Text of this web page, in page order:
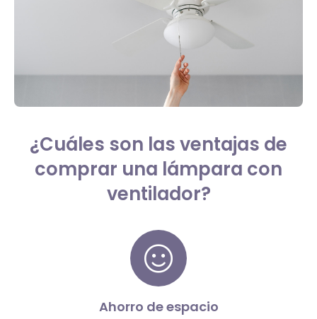
¿Cuáles son las ventajas de
comprar una lámpara con
ventilador?
Ahorro de espacio